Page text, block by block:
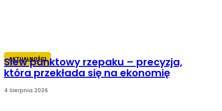
AKTUALNOŚCI
Siew punktowy rzepaku – precyzja,
która przekłada się na ekonomię
4 Sierpnia 2026